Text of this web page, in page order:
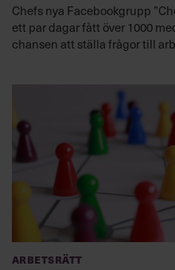
Chefs nya Facebookgrupp
ett par dagar fått över 1000
chansen att ställa frågor till
Arbetsrätt